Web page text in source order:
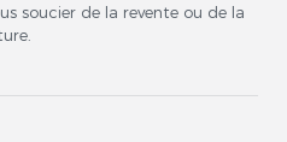
soucier de la revente ou de la